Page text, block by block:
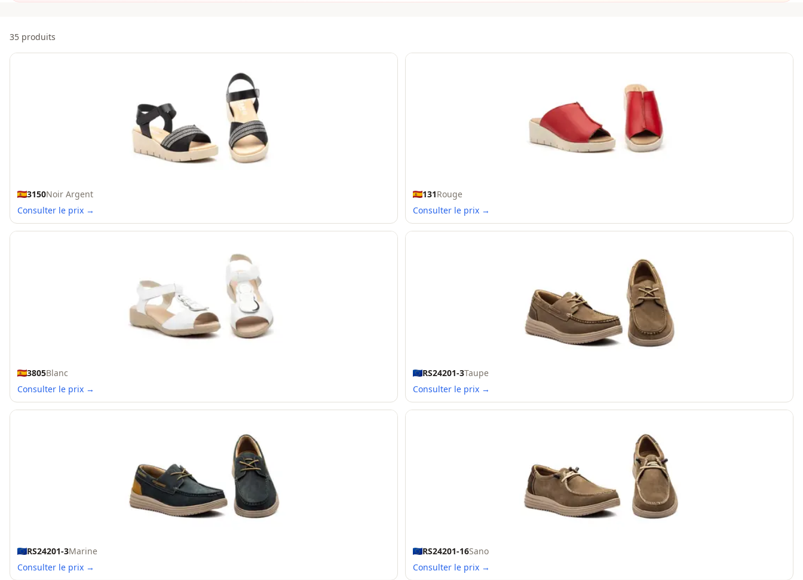
Offres
35 produits
3150Noir Argent
Consulter le prix →
131Rouge
Consulter le prix →
3805Blanc
Consulter le prix →
RS24201-3Taupe
Consulter le prix →
RS24201-3Marine
Consulter le prix →
RS24201-16Sano
Consulter le prix →